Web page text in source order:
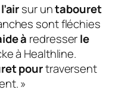
sur untabouret
sont fléchies
à redresserle
à Healthline.
pourtraversent
»